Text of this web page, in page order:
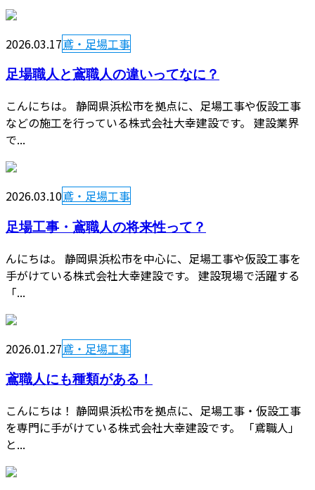
2026.03.17鳶・足場工事
足場職人と鳶職人の違いってなに？
こんにちは。 静岡県浜松市を拠点に、足場工事や仮設工事
などの施工を行っている株式会社大幸建設です。 建設業界
で...
2026.03.10鳶・足場工事
足場工事・鳶職人の将来性って？
んにちは。 静岡県浜松市を中心に、足場工事や仮設工事を
手がけている株式会社大幸建設です。 建設現場で活躍する
「...
2026.01.27鳶・足場工事
鳶職人にも種類がある！
こんにちは！ 静岡県浜松市を拠点に、足場工事・仮設工事
を専門に手がけている株式会社大幸建設です。 「鳶職人」
と...